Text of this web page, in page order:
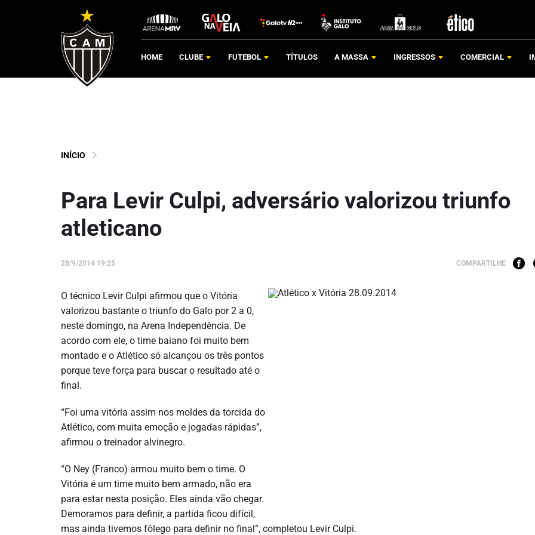
HOME CLUBE FUTEBOL TÍTULOS A MASSA INGRESSOS COMERCIAL
INÍCIO
Para Levir Culpi, adversário valorizou triunfo
atleticano
28/9/2014 19:25 COMPARTILHE
O técnico Levir Culpi afirmou que o Vitória
valorizou bastante o triunfo do Galo por 2 a 0,
neste domingo, na Arena Independência. De
acordo com ele, o time baiano foi muito bem
montado e o Atlético só alcançou os três pontos
porque teve força para buscar o resultado até o
final.
“Foi uma vitória assim nos moldes da torcida do
Atlético, com muita emoção e jogadas rápidas”,
afirmou o treinador alvinegro.
“O Ney (Franco) armou muito bem o time. O
Vitória é um time muito bem armado, não era
para estar nesta posição. Eles ainda vão chegar.
Demoramos para definir, a partida ficou difícil,
mas ainda tivemos fôlego para definir no final”, completou Levir Culpi.